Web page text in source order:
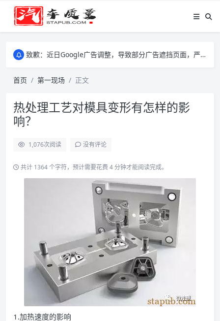
致歉：近日Google广告调整，导致部分广告遮挡页面，严重影响大家访问体验，将尽快调整完成，由此带来的不便，特意致歉！
致歉：近日Google广告调整，导致部分广告遮挡页面，严重影响大家访问体验，将尽快调整完成，由此带来的不便，特意致歉！
首页 第一现场 正文
热处理工艺对模具变形有怎样的影
响？
1,076次阅读 没有评论
共计 1364 个字符，预计需要花费 4 分钟才能阅读完成。
1.加热速度的影响